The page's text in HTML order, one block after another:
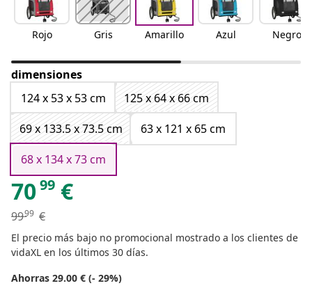
Rojo Gris Amarillo Azul Negro
dimensiones
124 x 53 x 53 cm
125 x 64 x 66 cm
69 x 133.5 x 73.5 cm
63 x 121 x 65 cm
68 x 134 x 73 cm
7099 €
9999 €
El precio más bajo no promocional mostrado a los clientes de
vidaXL en los últimos 30 días.
Ahorras 29.00 € (- 29%)